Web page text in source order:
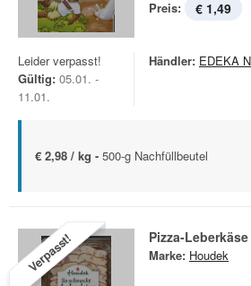
Preis: € 1,49
Leider verpasst!
Gültig: 05.01. -
11.01.
Händler: EDEKA
€ 2,98 / kg - 500-g Nachfüllbeutel
Verpasst! Pizza-Leberkäse
Marke: Houdek